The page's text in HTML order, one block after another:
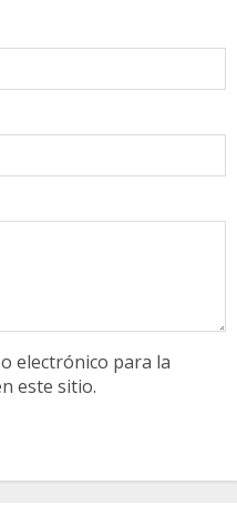
electrónico para la
este sitio.